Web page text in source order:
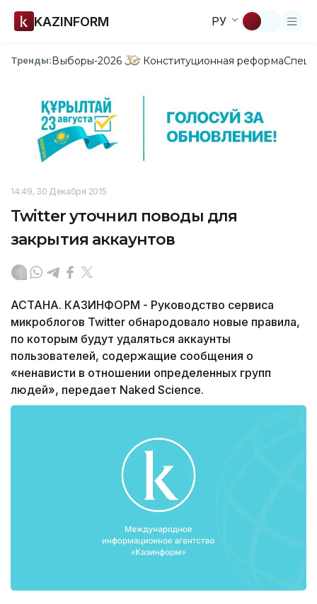
KAZINFORM РУ
Тренды:Выборы-2026 Конституционная реформа
14:49, 30 Декабря 2015
Twitter уточнил поводы для
закрытия аккаунтов
АСТАНА. КАЗИНФОРМ - Руководство сервиса
микроблогов Twitter обнародовало новые правила,
по которым будут удаляться аккаунты
пользователей, содержащие сообщения о
«ненависти в отношении определенных групп
людей», передает Naked Science.